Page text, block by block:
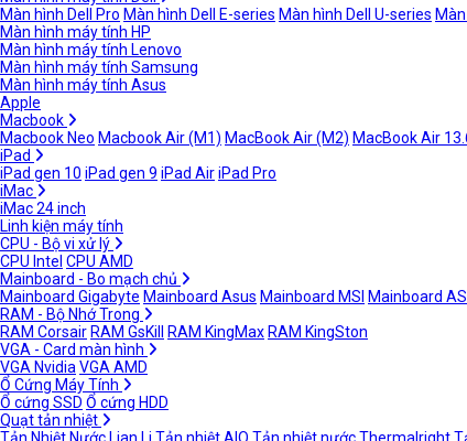
Màn hình Dell Pro Màn hình Dell E-series Màn hình Dell U-series
Màn hình máy tính HP
Màn hình máy tính Lenovo
Màn hình máy tính Samsung
Màn hình máy tính Asus
Apple
Macbook
Macbook Neo Macbook Air (M1) MacBook Air (M2) MacBook Air
iPad
iPad gen 10 iPad gen 9 iPad AiriPad Pro
iMac
iMac 24 inch
Linh kiện máy tính
CPU - Bộ vi xử lý
CPU Intel CPU AMD
Mainboard - Bo mạch chủ
Mainboard Gigabyte Mainboard Asus Mainboard MSI Mainboard
RAM - Bộ Nhớ Trong
RAM Corsair RAM GsKill RAM KingMax RAM KingSton
VGA - Card màn hình
VGA Nvidia VGA AMD
Ổ Cứng Máy Tính
Ổ cứng SSD Ổ cứng HDD
Quạt tản nhiệt